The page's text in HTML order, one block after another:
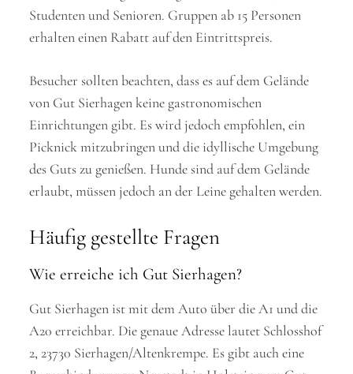
Studenten und Senioren. Gruppen ab 15 Personen
erhalten einen Rabatt auf den Eintrittspreis.
Besucher sollten beachten, dass es auf dem Gelände
von Gut Sierhagen keine gastronomischen
Einrichtungen gibt. Es wird jedoch empfohlen, ein
Picknick mitzubringen und die idyllische Umgebung
des Guts zu genießen. Hunde sind auf dem Gelände
erlaubt, müssen jedoch an der Leine gehalten werden.
Häufig gestellte Fragen
Wie erreiche ich Gut Sierhagen?
Gut Sierhagen ist mit dem Auto über die A1 und die
A20 erreichbar. Die genaue Adresse lautet Schlosshof
2, 23730 Sierhagen/Altenkrempe. Es gibt auch eine